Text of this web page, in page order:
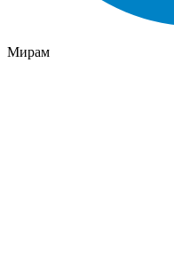
Мирам